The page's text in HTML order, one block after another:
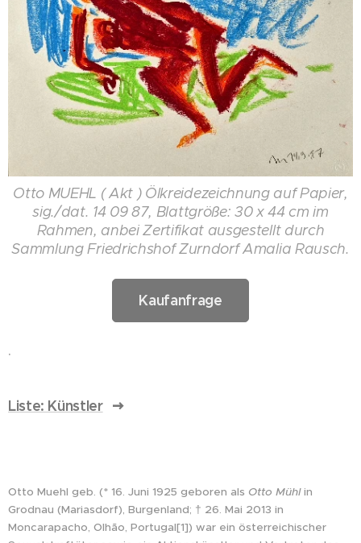
Otto MUEHL ( Akt ) Ölkreidezeichnung auf Papier,
sig./dat. 14 09 87, Blattgröße: 30 x 44 cm im
Rahmen, anbei Zertifikat ausgestellt durch
Sammlung Friedrichshof Zurndorf Amalia Rausch.
Kaufanfrage
.
Liste: Künstler
Otto Muehl geb. (* 16. Juni 1925 geboren als Otto Mühlin
Grodnau (Mariasdorf), Burgenland; † 26. Mai 2013 in
Moncarapacho, Olhão, Portugal[1]) war ein österreichischer